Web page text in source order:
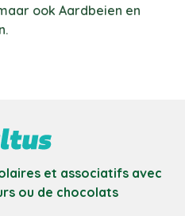
ook Aardbeien en
et associatifs avec
ou de chocolats